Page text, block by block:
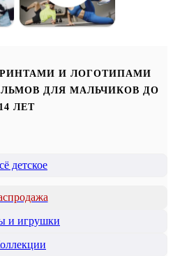
И ЛОГОТИПАМИ
ДЛЯ МАЛЬЧИКОВ ДО
14 ЛЕТ
детское
и игрушки